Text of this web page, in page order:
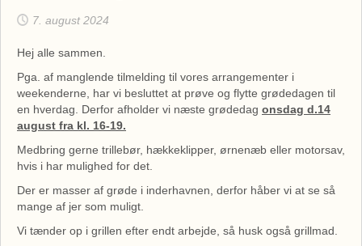
7. august 2024
Hej alle sammen.
Pga. af manglende tilmelding til vores arrangementer i
weekenderne, har vi besluttet at prøve og flytte grødedagen til
en hverdag. Derfor afholder vi næste grødedag onsdag d.14
august fra kl. 16-19.
Medbring gerne trillebør, hækkeklipper, ørnenæb eller motorsav,
hvis i har mulighed for det.
Der er masser af grøde i inderhavnen, derfor håber vi at se så
mange af jer som muligt.
Vi tænder op i grillen efter endt arbejde, så husk også grillmad.